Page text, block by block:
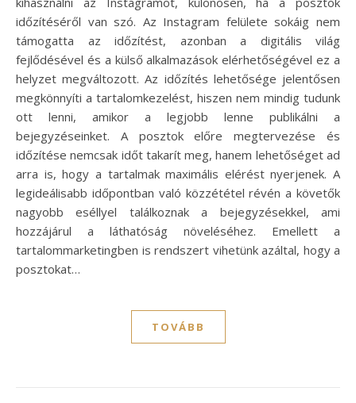
időzítéséről van szó. Az Instagram felülete sokáig nem
támogatta az időzítést, azonban a digitális világ
fejlődésével és a külső alkalmazások elérhetőségével ez a
helyzet megváltozott. Az időzítés lehetősége jelentősen
megkönnyíti a tartalomkezelést, hiszen nem mindig tudunk
ott lenni, amikor a legjobb lenne publikálni a
bejegyzéseinket. A posztok előre megtervezése és
időzítése nemcsak időt takarít meg, hanem lehetőséget ad
arra is, hogy a tartalmak maximális elérést nyerjenek. A
legideálisabb időpontban való közzététel révén a követők
nagyobb eséllyel találkoznak a bejegyzésekkel, ami
hozzájárul a láthatóság növeléséhez. Emellett a
tartalommarketingben is rendszert vihetünk azáltal, hogy a
posztokat…
TOVÁBB